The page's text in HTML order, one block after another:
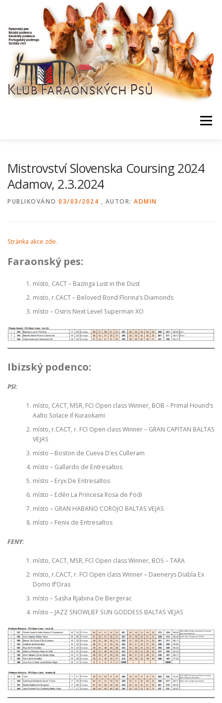
Menu
Mistrovství Slovenska Coursing 2024
Adamov, 2.3.2024
PUBLIKOVÁNO 03/03/2024 , AUTOR: ADMIN
Stránka akce zde.
Faraonský pes:
místo, CACT – Bazinga Lust in the Dust
misto, r.CACT – Beloved Bond Florina’s Diamonds
místo – Osiris Next Level Superman XO
Ibizský podenco:
PSI:
místo, CACT, MSR, FCI Open class Winner, BOB – Primal Hound’s
Aalto Solace if Kuraokami
místo, r.CACT, r. FCI Open class Winner – GRAN CAPITAN BALTAS
VEJAS
místo – Boston de Cueva D’es Culleram
místo – Gallardo de Entresaltos
místo – Eryx De Entresaltos
místo – Edén La Princesa Rosa de Podi
místo – GRAN HABANO COROJO BALTAS VEJAS
místo – Fenix de Entresaltos
FENY:
místo, CACT, MSR, FCI Open class Winner, BOS – TARA
místo, r.CACT, r. FCI Open class Winner – Daenerys Diabla Ex
Domo If’Oras
místo – Sasha Rjabina De Bergerac
místo – JAZZ SNOWLIEF SUN GODDESS BALTAS VEJAS